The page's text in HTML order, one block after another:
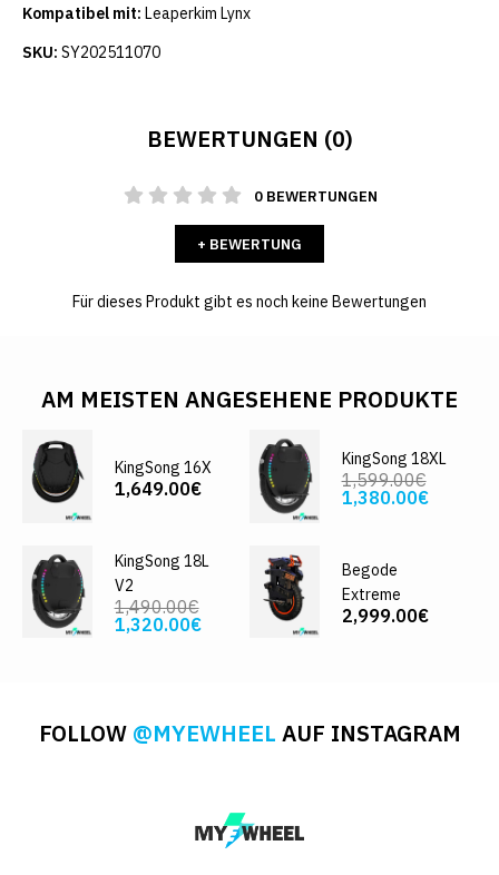
Kompatibel mit: Leaperkim Lynx
SKU: SY202511070
BEWERTUNGEN (0)
0 BEWERTUNGEN
+ BEWERTUNG
Für dieses Produkt gibt es noch keine Bewertungen
AM MEISTEN ANGESEHENE PRODUKTE
KingSong 16X
1,649.00€
KingSong 18XL
1,599.00€
1,380.00€
KingSong 18L
V2
1,490.00€
1,320.00€
Begode
Extreme
2,999.00€
FOLLOW @MYEWHEEL AUF INSTAGRAM